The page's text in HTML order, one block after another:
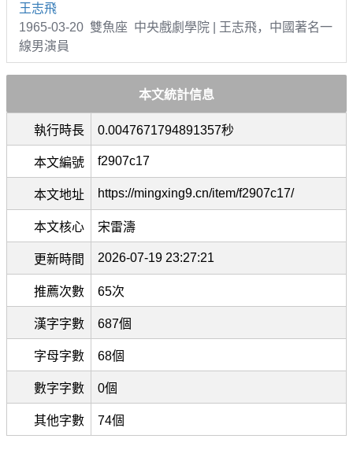
王志飛
1965-03-20 雙魚座 中央戲劇學院 | 王志飛，中國著名一
線男演員
本文統計信息
執行時長 0.0047671794891357秒
本文編號 f2907c17
本文地址 https://mingxing9.cn/item/f2907c17/
本文核心 宋雷濤
更新時間 2026-07-19 23:27:21
推薦次數 65次
漢字字數 687個
字母字數 68個
數字字數 0個
其他字數 74個